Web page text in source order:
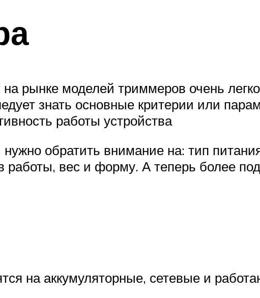
рынке моделей триммеров очень легко
знать основные критерии или
работы устройства
обратить внимание на: тип
работы, вес и форму. А теперь более
на аккумуляторные, сетевые и